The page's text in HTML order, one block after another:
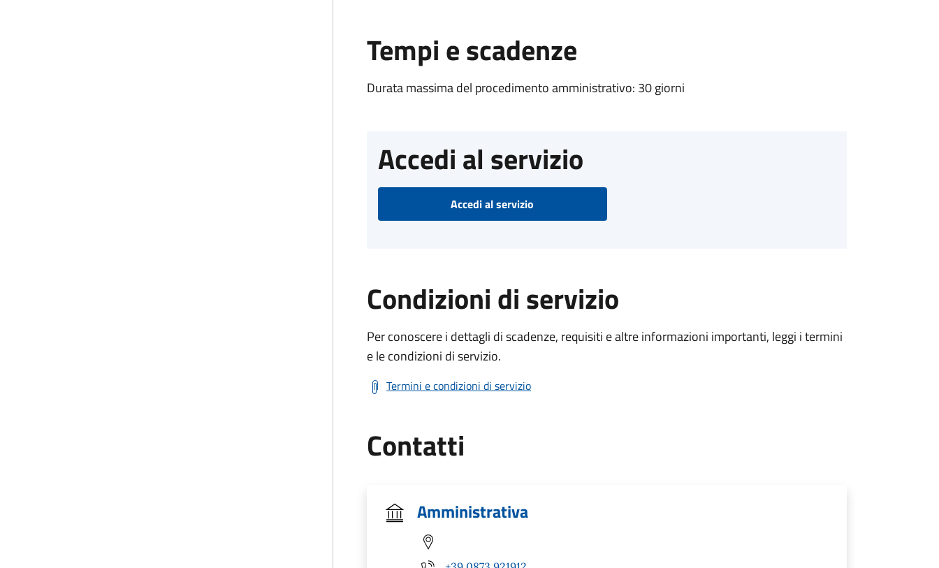
Tempi e scadenze
Durata massima del procedimento amministrativo: 30 giorni
Accedi al servizio
Accedi al servizio
Condizioni di servizio
Per conoscere i dettagli di scadenze, requisiti e altre informazioni importanti, leggi i termini
e le condizioni di servizio.
Termini e condizioni di servizio
Contatti
Amministrativa